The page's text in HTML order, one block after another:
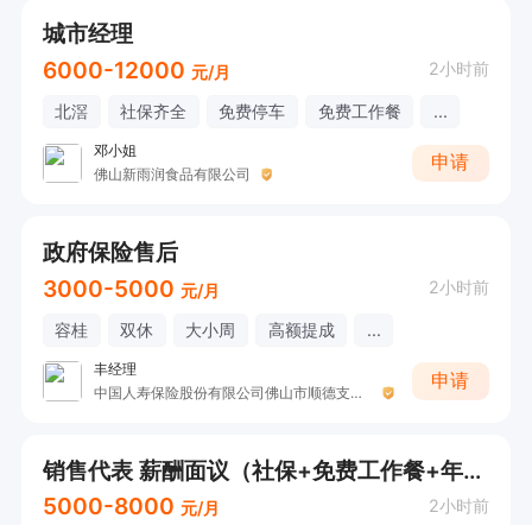
城市经理
6000-12000 元/月 2小时前
北滘 社保齐全 免费停车 免费工作餐 ...
邓小姐
佛山新雨润食品有限公司
申请
政府保险售后
3000-5000 元/月 2小时前
容桂 双休 大小周 高额提成 ...
丰经理
中国人寿保险股份有限公司佛山市顺德支公司
申请
销售代表 薪酬面议（社保+免费工作餐+年底奖金+出差补贴+工龄奖+年假））
5000-8000 元/月 2小时前